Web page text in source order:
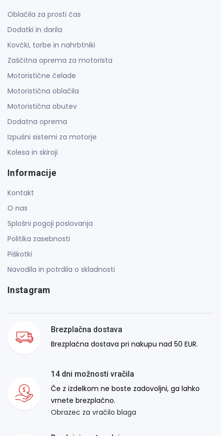
Oblačila za prosti čas
Dodatki in darila
Kovčki, torbe in nahrbtniki
Zaščitna oprema za motorista
Motoristične čelade
Motoristična oblačila
Motoristična obutev
Dodatna oprema
Izpušni sistemi za motorje
Kolesa in skiroji
Informacije
Kontakt
O nas
Splošni pogoji poslovanja
Politika zasebnosti
Piškotki
Navodila in potrdila o skladnosti
Instagram
Brezplačna dostava
Brezplačna dostava pri nakupu nad 50 EUR.
14 dni možnosti vračila
Če z izdelkom ne boste zadovoljni, ga lahko
vrnete brezplačno.
Obrazec za vračilo blaga